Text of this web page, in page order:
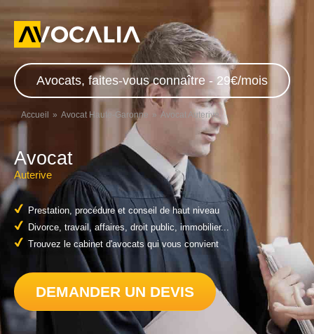
Avocats, faites-vous connaître - 29€/mois
Accueil Avocat Haute-Garonne Avocat Auterive
Avocat
Auterive
Prestation, procédure et conseil de haut niveau
Divorce, travail, affaires, droit public, immobilier...
Trouvez le cabinet d'avocats qui vous convient
DEMANDER UN DEVIS